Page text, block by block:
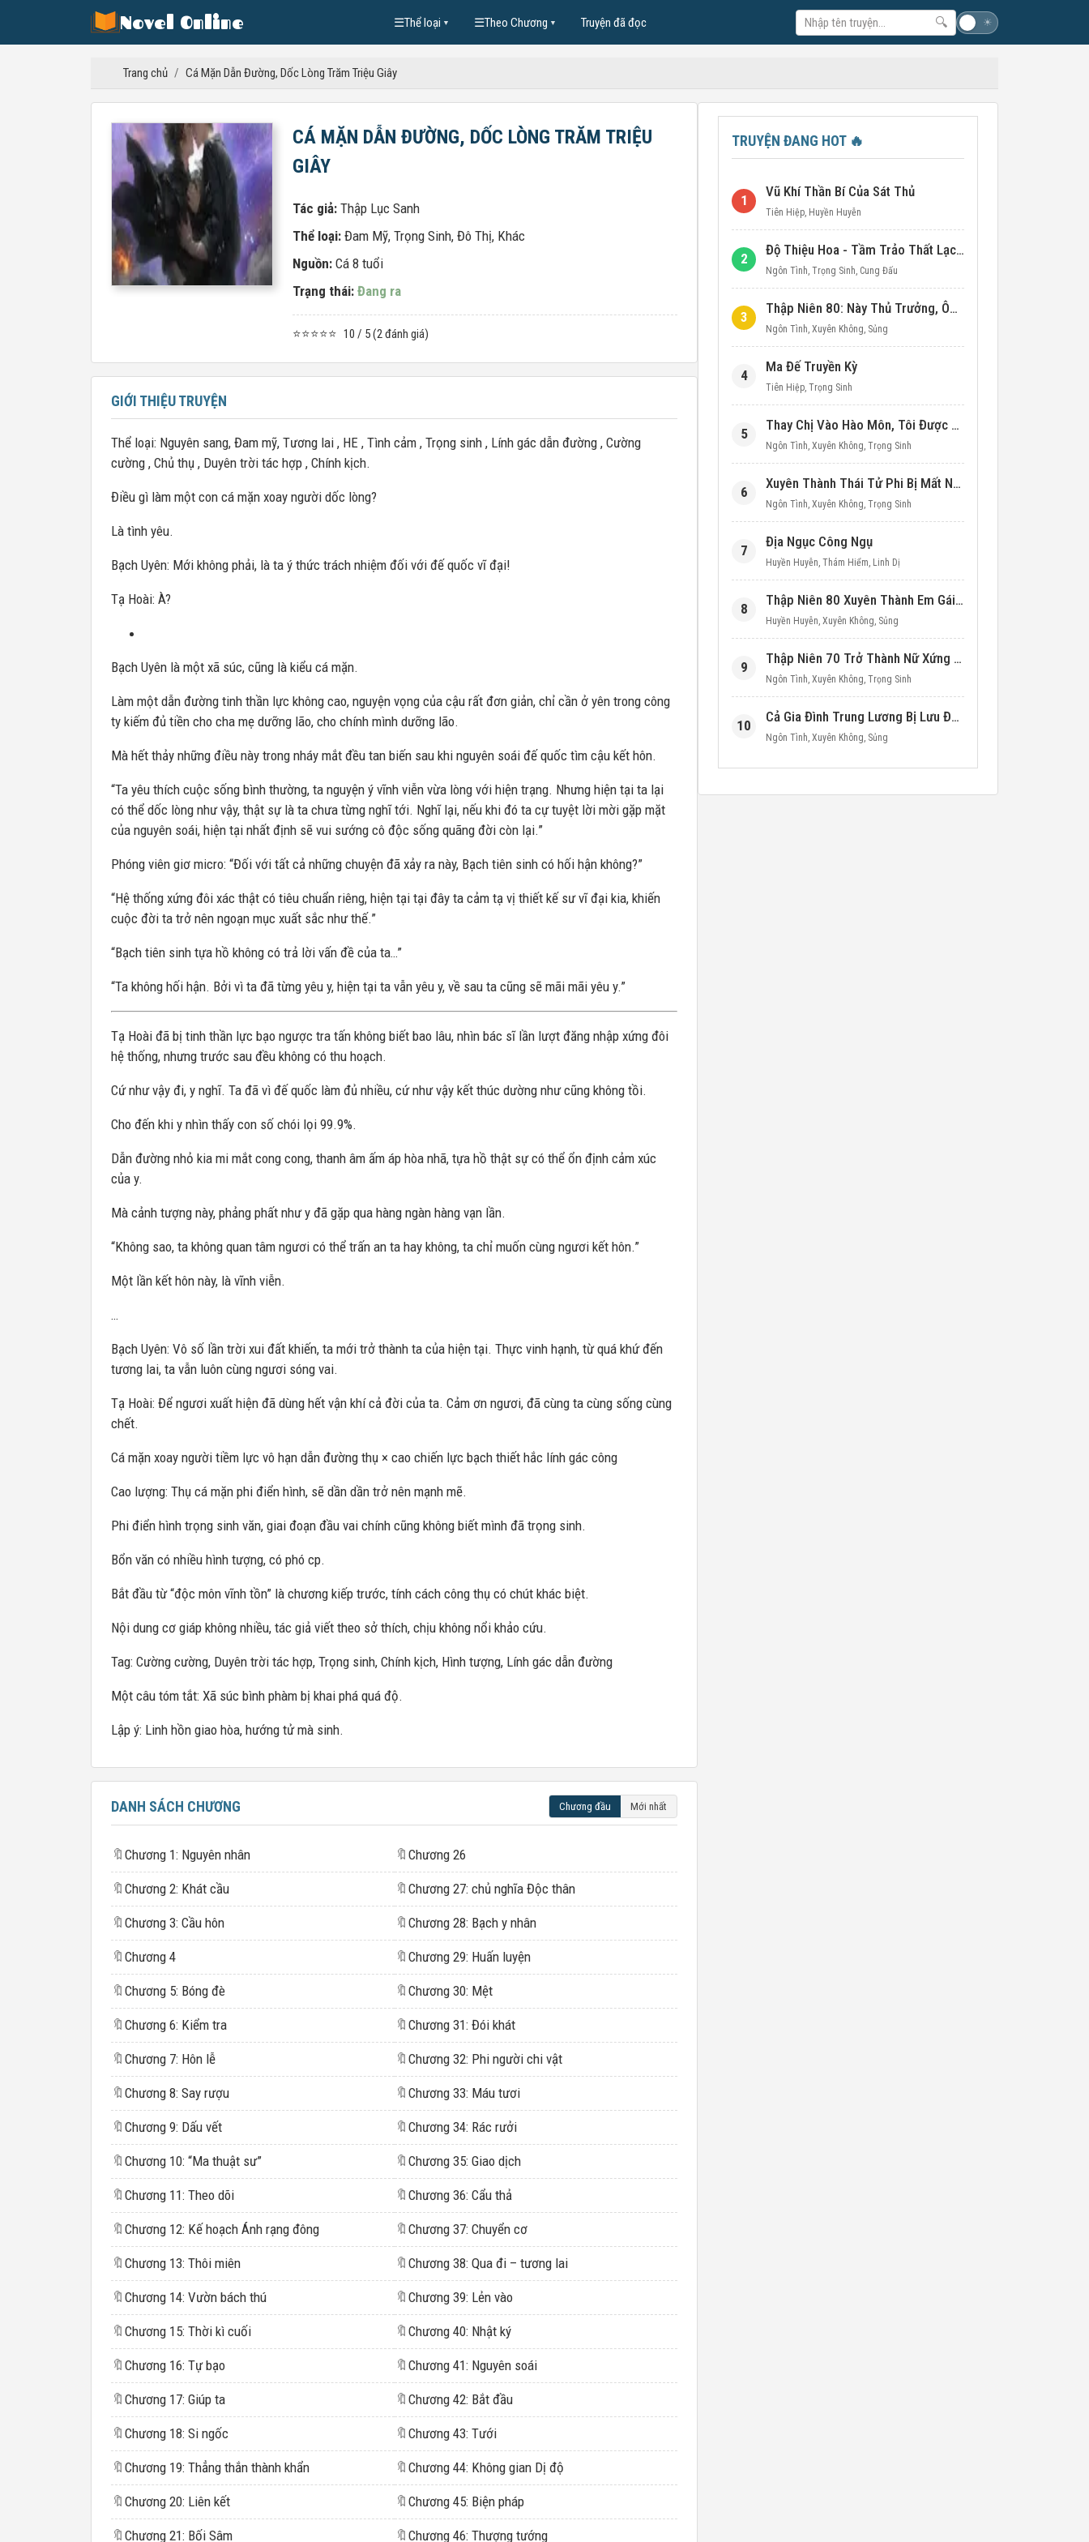
Novel Online ☰Thể loại ▼ ☰Theo Chương ▼ Truyện đã đọc 🔍 ☀
Trang chủ / Cá Mặn Dẫn Đường, Dốc Lòng Trăm Triệu Giây
CÁ MẶN DẪN ĐƯỜNG, DỐC LÒNG TRĂM TRIỆU
GIÂY
Tác giả: Thập Lục Sanh
Thể loại: Đam Mỹ, Trọng Sinh, Đô Thị, Khác
Nguồn: Cá 8 tuổi
Trạng thái: Đang ra
⭐⭐⭐⭐⭐ 10 / 5 (2 đánh giá)
GIỚI THIỆU TRUYỆN
Thể loại: Nguyên sang, Đam mỹ, Tương lai , HE , Tình cảm , Trọng sinh , Lính gác dẫn đường , Cường
cường , Chủ thụ , Duyên trời tác hợp , Chính kịch.
Điều gì làm một con cá mặn xoay người dốc lòng?
Là tình yêu.
Bạch Uyên: Mới không phải, là ta ý thức trách nhiệm đối với đế quốc vĩ đại!
Tạ Hoài: À?
Bạch Uyên là một xã súc, cũng là kiểu cá mặn.
Làm một dẫn đường tinh thần lực không cao, nguyện vọng của cậu rất đơn giản, chỉ cần ở yên trong công
ty kiếm đủ tiền cho cha mẹ dưỡng lão, cho chính mình dưỡng lão.
Mà hết thảy những điều này trong nháy mắt đều tan biến sau khi nguyên soái đế quốc tìm cậu kết hôn.
“Ta yêu thích cuộc sống bình thường, ta nguyện ý vĩnh viễn vừa lòng với hiện trạng. Nhưng hiện tại ta lại
có thể dốc lòng như vậy, thật sự là ta chưa từng nghĩ tới. Nghĩ lại, nếu khi đó ta cự tuyệt lời mời gặp mặt
của nguyên soái, hiện tại nhất định sẽ vui sướng cô độc sống quãng đời còn lại.”
Phóng viên giơ micro: “Đối với tất cả những chuyện đã xảy ra này, Bạch tiên sinh có hối hận không?”
“Hệ thống xứng đôi xác thật có tiêu chuẩn riêng, hiện tại tại đây ta cảm tạ vị thiết kế sư vĩ đại kia, khiến
cuộc đời ta trở nên ngoạn mục xuất sắc như thế.”
“Bạch tiên sinh tựa hồ không có trả lời vấn đề của ta…”
“Ta không hối hận. Bởi vì ta đã từng yêu y, hiện tại ta vẫn yêu y, về sau ta cũng sẽ mãi mãi yêu y.”
Tạ Hoài đã bị tinh thần lực bạo ngược tra tấn không biết bao lâu, nhìn bác sĩ lần lượt đăng nhập xứng đôi
hệ thống, nhưng trước sau đều không có thu hoạch.
Cứ như vậy đi, y nghĩ. Ta đã vì đế quốc làm đủ nhiều, cứ như vậy kết thúc dường như cũng không tồi.
Cho đến khi y nhìn thấy con số chói lọi 99.9%.
Dẫn đường nhỏ kia mi mắt cong cong, thanh âm ấm áp hòa nhã, tựa hồ thật sự có thể ổn định cảm xúc
của y.
Mà cảnh tượng này, phảng phất như y đã gặp qua hàng ngàn hàng vạn lần.
“Không sao, ta không quan tâm ngươi có thể trấn an ta hay không, ta chỉ muốn cùng ngươi kết hôn.”
Một lần kết hôn này, là vĩnh viễn.
…
Bạch Uyên: Vô số lần trời xui đất khiến, ta mới trở thành ta của hiện tại. Thực vinh hạnh, từ quá khứ đến
tương lai, ta vẫn luôn cùng ngươi sóng vai.
Tạ Hoài: Để ngươi xuất hiện đã dùng hết vận khí cả đời của ta. Cảm ơn ngươi, đã cùng ta cùng sống cùng
chết.
Cá mặn xoay người tiềm lực vô hạn dẫn đường thụ × cao chiến lực bạch thiết hắc lính gác công
Cao lượng: Thụ cá mặn phi điển hình, sẽ dần dần trở nên mạnh mẽ.
Phi điển hình trọng sinh văn, giai đoạn đầu vai chính cũng không biết mình đã trọng sinh.
Bổn văn có nhiều hình tượng, có phó cp.
Bắt đầu từ “độc môn vĩnh tồn” là chương kiếp trước, tính cách công thụ có chút khác biệt.
Nội dung cơ giáp không nhiều, tác giả viết theo sở thích, chịu không nổi khảo cứu.
Tag: Cường cường, Duyên trời tác hợp, Trọng sinh, Chính kịch, Hình tượng, Lính gác dẫn đường
Một câu tóm tắt: Xã súc bình phàm bị khai phá quá độ.
Lập ý: Linh hồn giao hòa, hướng tử mà sinh.
DANH SÁCH CHƯƠNG Chương đầu Mới nhất
🔖 Chương 1: Nguyên nhân
🔖 Chương 2: Khát cầu
🔖 Chương 3: Cầu hôn
🔖 Chương 4
🔖 Chương 5: Bóng đè
🔖 Chương 6: Kiểm tra
🔖 Chương 7: Hôn lễ
🔖 Chương 8: Say rượu
🔖 Chương 9: Dấu vết
🔖 Chương 10: “Ma thuật sư”
🔖 Chương 11: Theo dõi
🔖 Chương 12: Kế hoạch Ánh rạng đông
🔖 Chương 13: Thôi miên
🔖 Chương 14: Vườn bách thú
🔖 Chương 15: Thời kì cuối
🔖 Chương 16: Tự bạo
🔖 Chương 17: Giúp ta
🔖 Chương 18: Si ngốc
🔖 Chương 19: Thẳng thắn thành khẩn
🔖 Chương 20: Liên kết
🔖 Chương 21: Bối Sâm
🔖 Chương 26
🔖 Chương 27: chủ nghĩa Độc thân
🔖 Chương 28: Bạch y nhân
🔖 Chương 29: Huấn luyện
🔖 Chương 30: Mệt
🔖 Chương 31: Đói khát
🔖 Chương 32: Phi người chi vật
🔖 Chương 33: Máu tươi
🔖 Chương 34: Rác rưởi
🔖 Chương 35: Giao dịch
🔖 Chương 36: Cẩu thả
🔖 Chương 37: Chuyển cơ
🔖 Chương 38: Qua đi – tương lai
🔖 Chương 39: Lẻn vào
🔖 Chương 40: Nhật ký
🔖 Chương 41: Nguyên soái
🔖 Chương 42: Bắt đầu
🔖 Chương 43: Tưới
🔖 Chương 44: Không gian Dị độ
🔖 Chương 45: Biện pháp
🔖 Chương 46: Thượng tướng
TRUYỆN ĐANG HOT 🔥
1
Vũ Khí Thần Bí Của Sát Thủ
Tiên Hiệp, Huyền Huyễn
2
Độ Thiệu Hoa - Tầm Trảo Thất Lạc Đích Ái Tình
Ngôn Tình, Trọng Sinh, Cung Đấu
3
Thập Niên 80: Này Thủ Trưởng, Ôm Một Cái Đi!
Ngôn Tình, Xuyên Không, Sủng
4
Ma Đế Truyền Kỳ
Tiên Hiệp, Trọng Sinh
5
Thay Chị Vào Hào Môn, Tôi Được Cưng Chiều Hết Mực (Thập Niên 90)
Ngôn Tình, Xuyên Không, Trọng Sinh
6
Xuyên Thành Thái Tử Phi Bị Mất Nước
Ngôn Tình, Xuyên Không, Trọng Sinh
7
Địa Ngục Công Ngụ
Huyền Huyễn, Thám Hiểm, Linh Dị
8
Thập Niên 80 Xuyên Thành Em Gái Học Bá
Huyền Huyễn, Xuyên Không, Sủng
9
Thập Niên 70 Trở Thành Nữ Xứng Nuôi Con Làm Giàu
Ngôn Tình, Xuyên Không, Trọng Sinh
10
Cả Gia Đình Trung Lương Bị Lưu Đày, Ta Mang Không Gian Cứu Cả Nhà
Ngôn Tình, Xuyên Không, Sủng